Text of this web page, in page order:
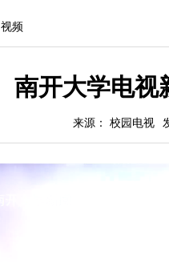
视频
南开大学电视
来源： 校园电视